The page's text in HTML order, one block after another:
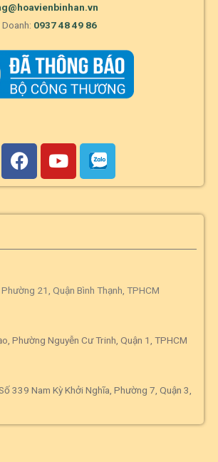
0937 48 49 86
21, Quận Bình Thạnh, TPHCM
Phường Nguyễn Cư Trinh, Quận 1, TPHCM
339 Nam Kỳ Khởi Nghĩa, Phường 7, Quận 3,